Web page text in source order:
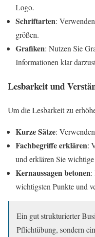
Logo.
Schriftarten:
größen.
Grafiken: Nutzen Sie
Informationen klar
Lesbarkeit und
Um die Lesbarkeit zu
Kurze Sätze:
Fachbegriffe erklären:
und erklären Sie
Kernaussagen betonen:
wichtigsten Punkte und
Ein gut strukturierter
Pflichtübung, sondern